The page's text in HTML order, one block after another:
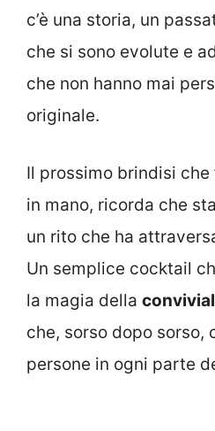
c’è una storia, un
che si sono evolute e
che non hanno mai
originale.
Il prossimo brindisi che
in mano, ricorda che
un rito che ha
Un semplice cocktail
la magia della
che, sorso dopo sorso,
persone in ogni parte